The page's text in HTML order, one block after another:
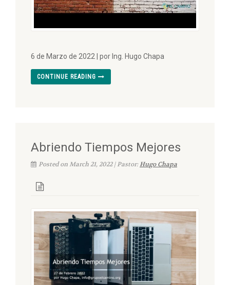
6 de Marzo de 2022 | por Ing. Hugo Chapa
CONTINUE READING
Abriendo Tiempos Mejores
Posted on March 21, 2022 | Pastor:Hugo Chapa